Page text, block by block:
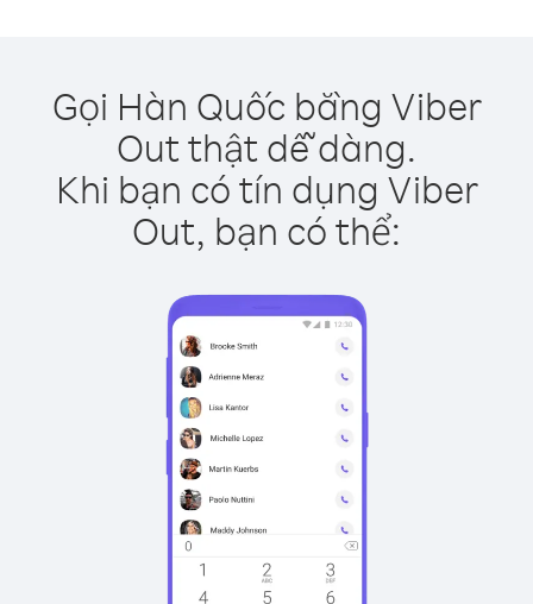
Gọi Hàn Quốc bằng Viber
Out thật dễ dàng.
Khi bạn có tín dụng Viber
Out, bạn có thể: